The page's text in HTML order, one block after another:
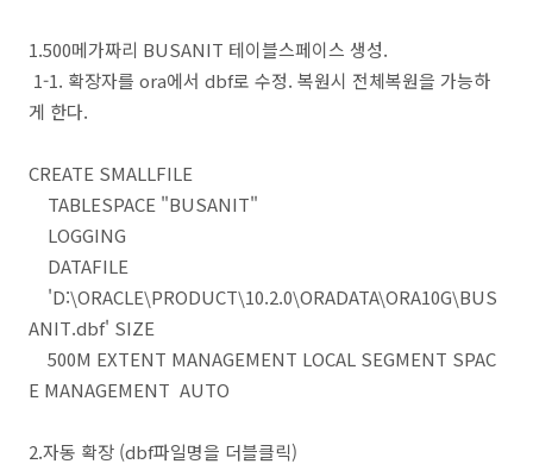
1.500메가짜리 BUSANIT 테이블스페이스 생성.
1-1. 확장자를 ora에서 dbf로 수정. 복원시 전체복원을 가능하
게 한다.
CREATE SMALLFILE
TABLESPACE "BUSANIT"
LOGGING
DATAFILE
'D:\ORACLE\PRODUCT\10.2.0\ORADATA\ORA10G\BUS
ANIT.dbf' SIZE
500M EXTENT MANAGEMENT LOCAL SEGMENT SPAC
E MANAGEMENT AUTO
2.자동 확장 (dbf파일명을 더블클릭)